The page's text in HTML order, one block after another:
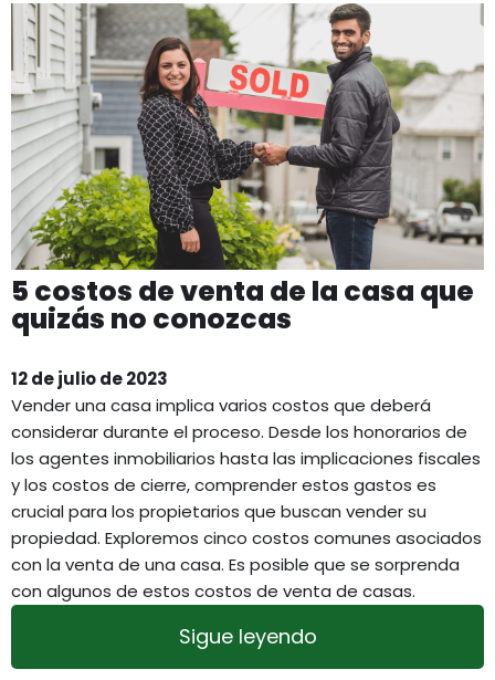
5 costos de venta de la casa que
quizás no conozcas
12 de julio de 2023
Vender una casa implica varios costos que deberá
considerar durante el proceso. Desde los honorarios de
los agentes inmobiliarios hasta las implicaciones fiscales
y los costos de cierre, comprender estos gastos es
crucial para los propietarios que buscan vender su
propiedad. Exploremos cinco costos comunes asociados
con la venta de una casa. Es posible que se sorprenda
con algunos de estos costos de venta de casas.
Sigue leyendo